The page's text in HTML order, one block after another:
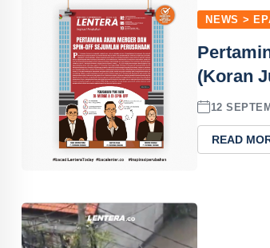
NEWS >
(Koran
12
READ